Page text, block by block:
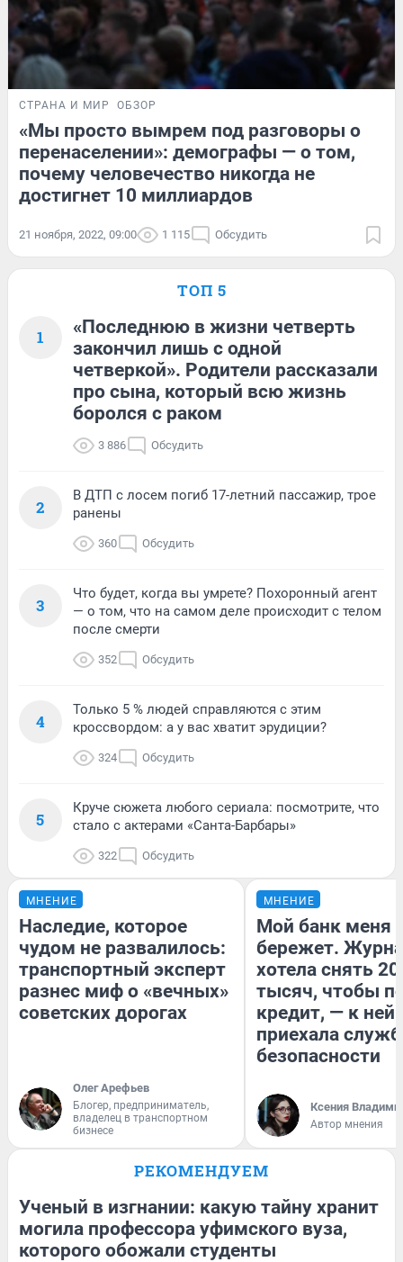
СТРАНА И МИР ОБЗОР
«Мы просто вымрем под разговоры о
перенаселении»: демографы — о том,
почему человечество никогда не
достигнет 10 миллиардов
21 ноября, 2022, 09:00 1 115 Обсудить
ТОП 5
1
«Последнюю в жизни четверть
закончил лишь с одной
четверкой». Родители рассказали
про сына, который всю жизнь
боролся с раком
3 886 Обсудить
2
В ДТП с лосем погиб 17-летний пассажир, трое
ранены
360 Обсудить
3
Что будет, когда вы умрете? Похоронный агент
— о том, что на самом деле происходит с телом
после смерти
352 Обсудить
4
Только 5 % людей справляются с этим
кроссвордом: а у вас хватит эрудиции?
324 Обсудить
5
Круче сюжета любого сериала: посмотрите, что
стало с актерами «Санта-Барбары»
322 Обсудить
МНЕНИЕ
Наследие, которое
чудом не развалилось:
транспортный эксперт
разнес миф о «вечных»
советских дорогах
Олег Арефьев
Блогер, предприниматель,
владелец в транспортном
бизнесе
МНЕНИЕ
Мой банк меня
бережет.
хотела снять
тысяч, чтобы
кредит, — к
приехала
безопасности
Ксения
Автор мнения
РЕКОМЕНДУЕМ
Ученый в изгнании: какую тайну хранит
могила профессора уфимского вуза,
которого обожали студенты